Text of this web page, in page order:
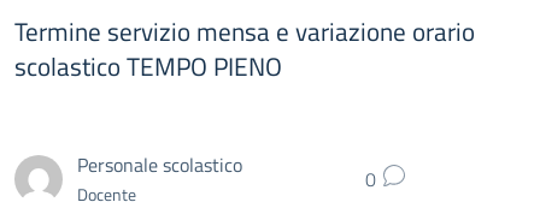
Termine servizio mensa e variazione orario
scolastico TEMPO PIENO
Personale scolastico
Docente 0